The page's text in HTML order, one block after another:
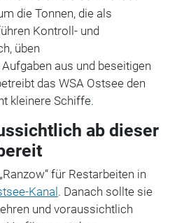
die Tonnen, die als
Kontroll- und
üben
aus und beseitigen
das WSA Ostsee den
kleinere Schiffe.
ab dieser
für Restarbeiten in
Kanal. Danach sollte sie
und voraussichtlich